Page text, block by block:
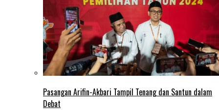
Pasangan Arifin-Akbari Tampil Tenang dan Santun dalam
Debat